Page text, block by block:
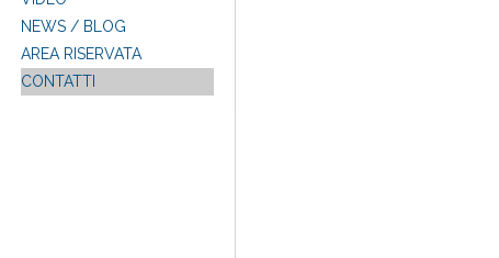
NEWS / BLOG
AREA RISERVATA
CONTATTI